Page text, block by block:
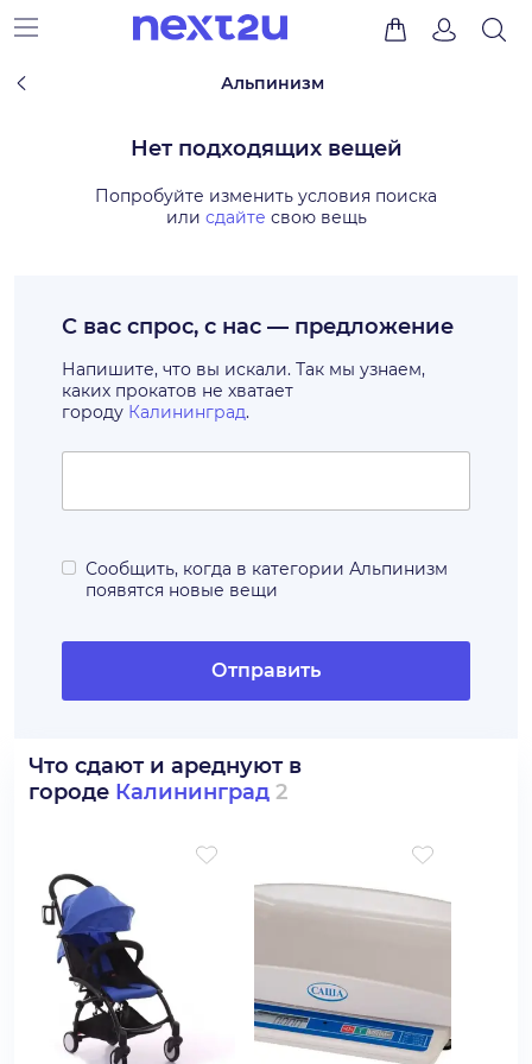
Альпинизм
Нет подходящих вещей
Попробуйте изменить условия поиска
или сдайте свою вещь
С вас спрос, с нас — предложение
Напишите, что вы искали. Так мы узнаем,
каких прокатов не хватает
городу Калининград.
Сообщить, когда в категории Альпинизм
появятся новые вещи
Отправить
Что сдают и ареднуют в
городе Калининград 2